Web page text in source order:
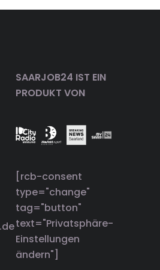
SAARJOB24 IST EIN
PRODUKT VON
[rcb-consent
type="change"
tag="button"
text="Privatsphäre-
Einstellungen
ändern"]